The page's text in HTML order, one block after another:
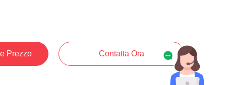
Prezzo Contatta Ora